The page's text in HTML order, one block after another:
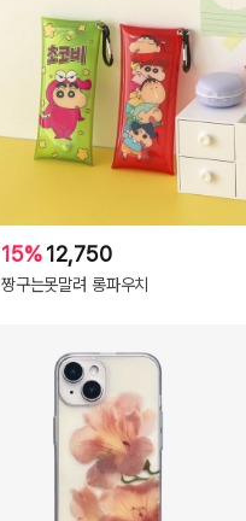
15%12,750
짱구는못말려 롱파우치